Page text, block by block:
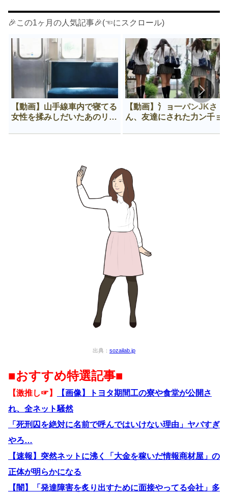
🎉この1ヶ月の人気記事🎉(☜にスクロール)
【動画】山手線車内で寝てる
女性を揉みしだいたあのリー
【動画】氵ョ一パンJKさ
ん、友達にされた力ン千ョ
出典： sozailab.jp
■おすすめ特選記事■
【激推し☞】
【画像】トヨタ期間工の寮や食堂が公開さ
れ、全ネット騒然
「死刑囚を絶対に名前で呼んではいけない理由」ヤバすぎ
やろ…
【速報】突然ネットに沸く「大金を稼いだ情報商材屋」の
正体が明らかになる
【闇】「発達障害を炙り出すために面接やってる会社」多